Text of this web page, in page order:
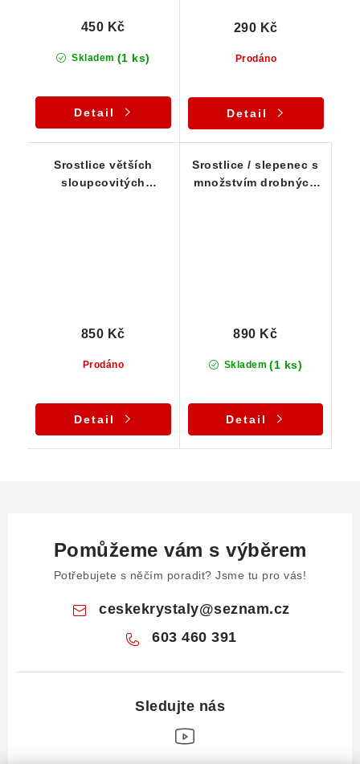
Skladem (1 ks)
450 Kč
Detail
Prodáno
290 Kč
Detail
Srostlice větších
sloupcovitých
Prodáno
850 Kč
Detail
Srostlice / slepenec s
množstvím drobných
Skladem (1 ks)
890 Kč
Detail
Pomůžeme vám s výběrem
Potřebujete s něčím poradit? Jsme tu pro vás!
ceskekrystaly@seznam.cz
603 460 391